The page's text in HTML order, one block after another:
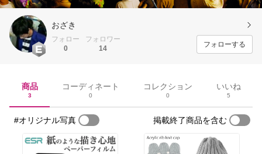
おざき
フォロー
0
フォロワー
14
フォローする
商品
3
コーディネート
0
コレクション
0
いいね
5
#オリジナル写真 掲載終了商品を含む